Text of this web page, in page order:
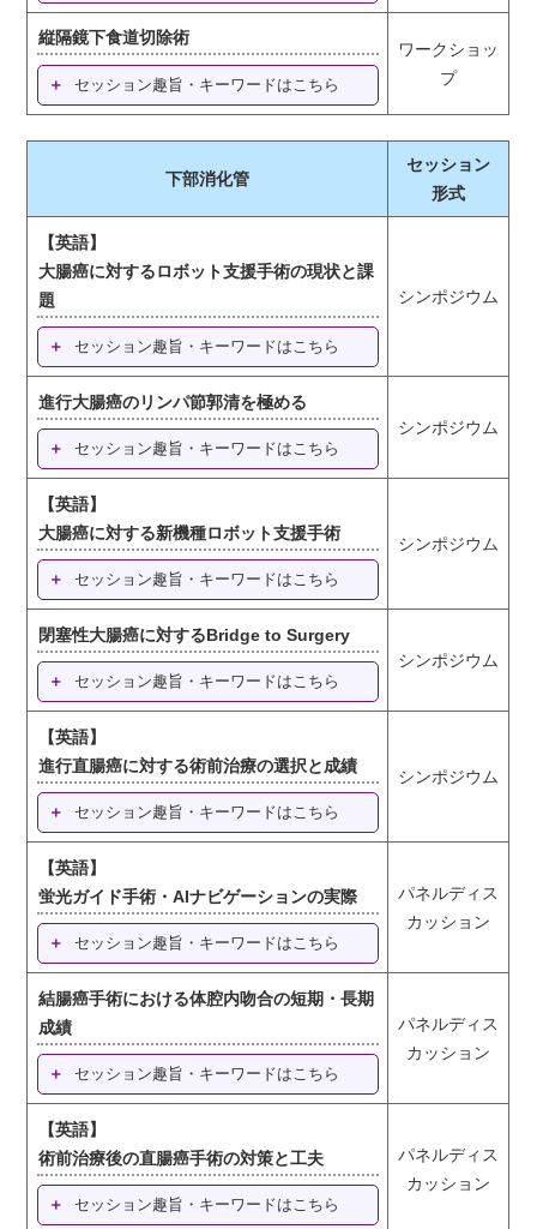
縦隔鏡下食道切除術
セッション趣旨・キーワードはこちら
ワークショッ
プ
下部消化管
セッション
形式
【英語】
大腸癌に対するロボット支援手術の現状と課
題
セッション趣旨・キーワードはこちら
シンポジウム
進行大腸癌のリンパ節郭清を極める
セッション趣旨・キーワードはこちら
シンポジウム
【英語】
大腸癌に対する新機種ロボット支援手術
セッション趣旨・キーワードはこちら
シンポジウム
閉塞性大腸癌に対するBridge to Surgery
セッション趣旨・キーワードはこちら
シンポジウム
【英語】
進行直腸癌に対する術前治療の選択と成績
セッション趣旨・キーワードはこちら
シンポジウム
【英語】
蛍光ガイド手術・AIナビゲーションの実際
セッション趣旨・キーワードはこちら
パネルディス
カッション
結腸癌手術における体腔内吻合の短期・長期
成績
セッション趣旨・キーワードはこちら
パネルディス
カッション
【英語】
術前治療後の直腸癌手術の対策と工夫
セッション趣旨・キーワードはこちら
パネルディス
カッション